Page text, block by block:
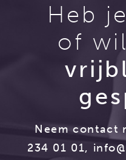
Heb je
of
Neem contact
234 01 01,